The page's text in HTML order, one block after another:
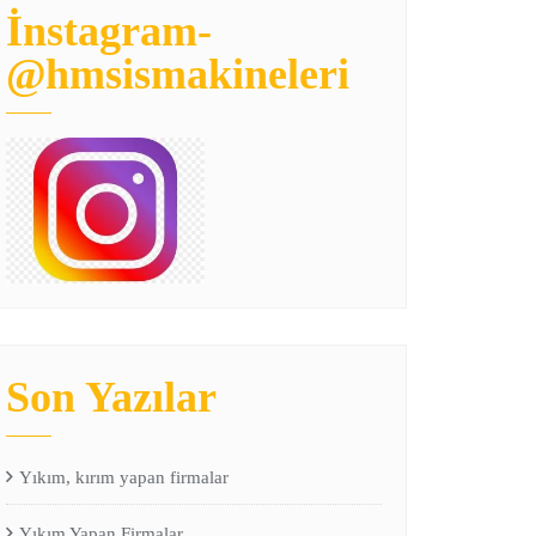
İnstagram-
@hmsismakineleri
Son Yazılar
Yıkım, kırım yapan firmalar